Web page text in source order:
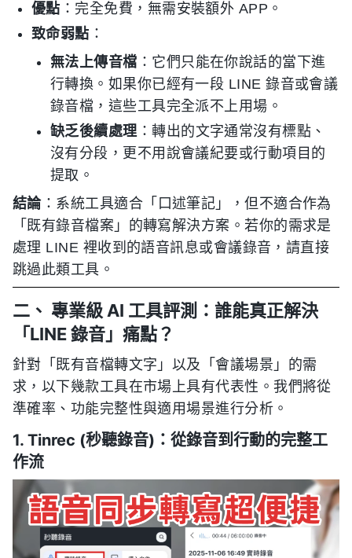
優點 ：完全免費，無需安裝額外 APP。
致命弱點 ：
無法上傳音檔 ：它們只能在你說話的當下進
行轉換。如果你已經有一段 LINE 錄音或會議
錄音檔，這些工具完全派不上用場。
缺乏後續處理：轉出的文字通常沒有標點、
沒有分段，更不用說會議紀要或行動項目的
提取。
結論：系統工具適合「口述筆記」，但不適合作為
「既有錄音檔案」的轉寫解決方案。若你的需求是
處理 LINE 裡收到的語音訊息或會議錄音，請直接
跳過此類工具。
二、 專業級 AI 工具評測：誰能真正解決
「LINE 錄音」痛點？
針對「既有音檔轉文字」以及「會議場景」的需
求，以下幾款工具在市場上具有代表性。我們將從
準確率、功能完整性與適用場景進行分析。
1. Tinrec (秒聽錄音)：從錄音到行動的完整工
作流